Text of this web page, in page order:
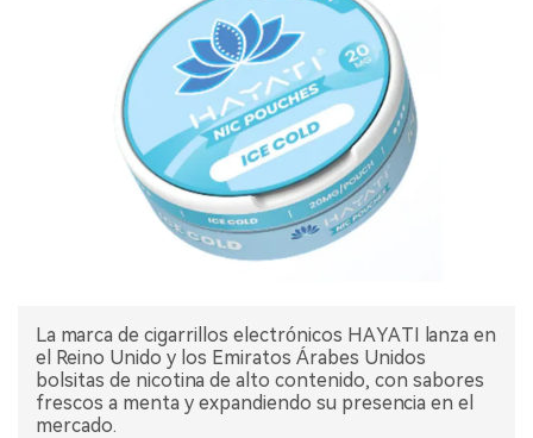
EXPOSICIÓN
ENTREVISTA
La marca de cigarrillos electrónicos HAYATI lanza en
el Reino Unido y los Emiratos Árabes Unidos
bolsitas de nicotina de alto contenido, con sabores
frescos a menta y expandiendo su presencia en el
mercado.